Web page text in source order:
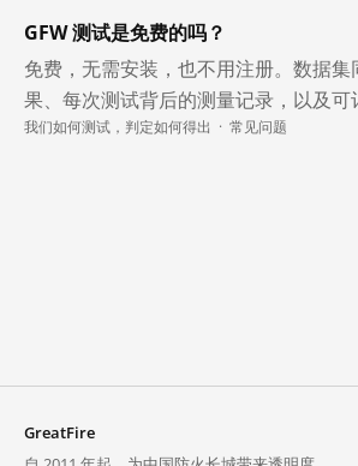
GFW 测试是免费的吗？
免费，无需安装，也不用注册。数据
果、每次测试背后的测量记录，以及可
我们如何测试，判定如何得出 · 常见问题
GreatFire